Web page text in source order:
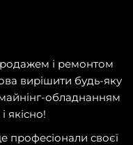
і ремонтом
вирішити будь-яку
обладнанням
якісно!
професіонали своєї